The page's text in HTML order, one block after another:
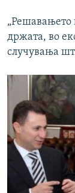
„Решавањето
држата, во
случувања